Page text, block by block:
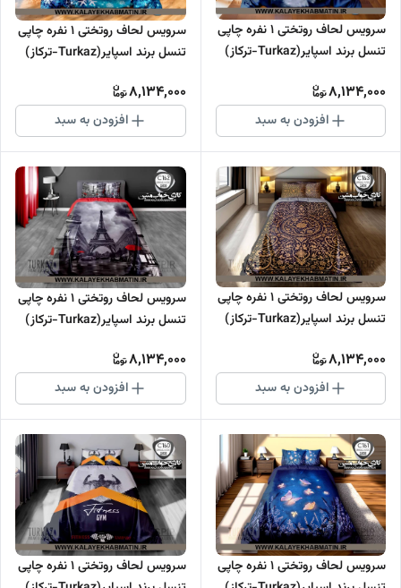
سرویس لحاف روتختی 1 نفره چاپی
تنسل برند اسپایر(Turkaz-ترکاز)
8,134,000
افزودن به سبد
سرویس لحاف روتختی 1 نفره چاپی
تنسل برند اسپایر(Turkaz-ترکاز)
8,134,000
افزودن به سبد
سرویس لحاف روتختی 1 نفره چاپی
تنسل برند اسپایر(Turkaz-ترکاز)
8,134,000
افزودن به سبد
سرویس لحاف روتختی 1 نفره چاپی
تنسل برند اسپایر(Turkaz-ترکاز)
8,134,000
افزودن به سبد
سرویس لحاف روتختی 1 نفره چاپی
سرویس لحاف روتختی 1 نفره چاپی